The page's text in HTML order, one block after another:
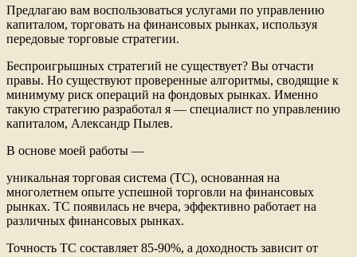
Предлагаю вам воспользоваться услугами по управлению
капиталом, торговать на финансовых рынках, используя
передовые торговые стратегии.
Беспроигрышных стратегий не существует? Вы отчасти
правы. Но существуют проверенные алгоритмы, сводящие к
минимуму риск операций на фондовых рынках. Именно
такую стратегию разработал я — специалист по управлению
капиталом, Александр Пылев.
В основе моей работы —
уникальная торговая система (ТС), основанная на
многолетнем опыте успешной торговли на финансовых
рынках. ТС появилась не вчера, эффективно работает на
различных финансовых рынках.
Точность ТС составляет 85-90%, а доходность зависит от